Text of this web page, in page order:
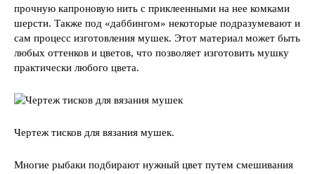
прочную капроновую нить с приклеенными на нее комками
шерсти. Также под «даббингом» некоторые подразумевают и
сам процесс изготовления мушек. Этот материал может быть
любых оттенков и цветов, что позволяет изготовить мушку
практически любого цвета.
Чертеж тисков для вязания мушек.
Многие рыбаки подбирают нужный цвет путем смешивания